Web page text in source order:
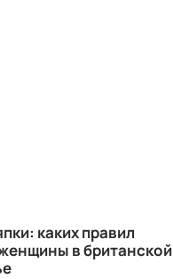
каких правил
в британской